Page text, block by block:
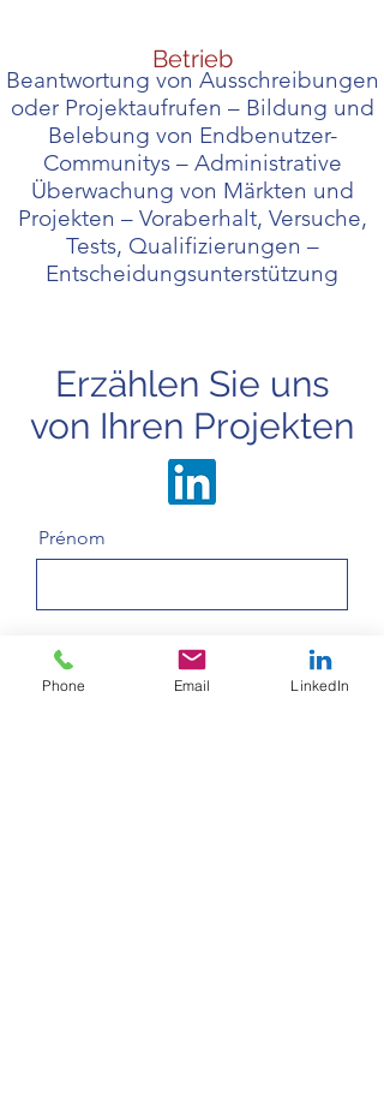
Betrieb
Beantwortung von Ausschreibungen
oder Projektaufrufen – Bildung und
Belebung von Endbenutzer-
Communitys – Administrative
Überwachung von Märkten und
Projekten – Voraberhalt, Versuche,
Tests, Qualifizierungen –
Entscheidungsunterstützung
Erzählen Sie uns
von Ihren Projekten
Prénom
Nom
Phone Email LinkedIn